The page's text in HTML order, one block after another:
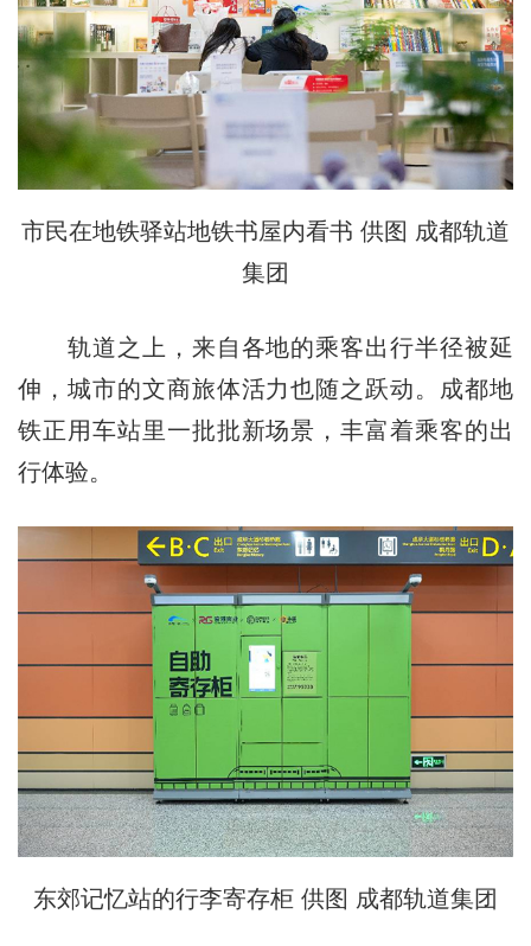
市民在地铁驿站地铁书屋内看书 供图 成都轨道
集团
轨道之上，来自各地的乘客出行半径被延
伸，城市的文商旅体活力也随之跃动。成都地
铁正用车站里一批批新场景，丰富着乘客的出
行体验。
东郊记忆站的行李寄存柜 供图 成都轨道集团